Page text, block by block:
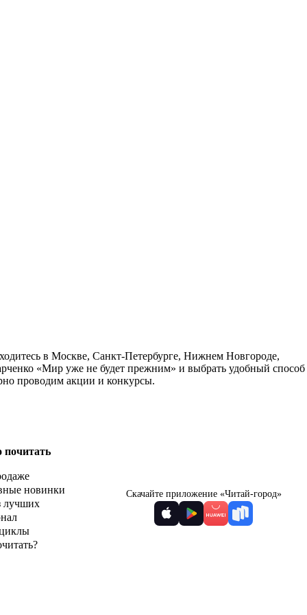
в Москве, Санкт-Петербурге, Нижнем Новгороде,
«Мир уже не будет прежним» и выбрать удобный способ
проводим акции и конкурсы.
почитать
новинки
лучших
Скачайте приложение «Читай-город»